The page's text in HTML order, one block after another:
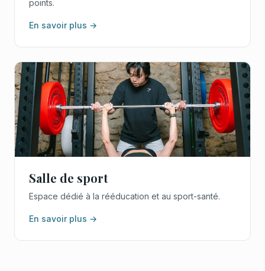
points.
En savoir plus →
Salle de sport
Espace dédié à la rééducation et au sport-santé.
En savoir plus →